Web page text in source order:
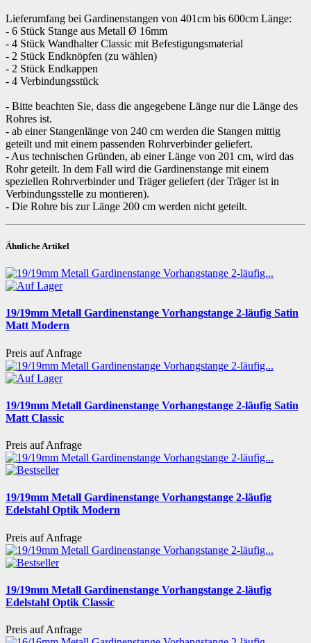
Lieferumfang bei Gardinenstangen von 401cm bis 600cm Länge:
- 6 Stück Stange aus Metall Ø 16mm
- 4 Stück Wandhalter Classic mit Befestigungsmaterial
- 2 Stück Endknöpfen (zu wählen)
- 2 Stück Endkappen
- 4 Verbindungsstück
- Bitte beachten Sie, dass die angegebene Länge nur die Länge des
Rohres ist.
- ab einer Stangenlänge von 240 cm werden die Stangen mittig
geteilt und mit einem passenden Rohrverbinder geliefert.
- Aus technischen Gründen, ab einer Länge von 201 cm, wird das
Rohr geteilt. In dem Fall wird die Gardinenstange mit einem
speziellen Rohrverbinder und Träger geliefert (der Träger ist in
Verbindungsstelle zu montieren).
- Die Rohre bis zur Länge 200 cm werden nicht geteilt.
Ähnliche Artikel
19/19mm Metall Gardinenstange Vorhangstange 2-läufig Satin
Matt Modern
Preis auf Anfrage
19/19mm Metall Gardinenstange Vorhangstange 2-läufig Satin
Matt Classic
Preis auf Anfrage
19/19mm Metall Gardinenstange Vorhangstange 2-läufig
Edelstahl Optik Modern
Preis auf Anfrage
19/19mm Metall Gardinenstange Vorhangstange 2-läufig
Edelstahl Optik Classic
Preis auf Anfrage